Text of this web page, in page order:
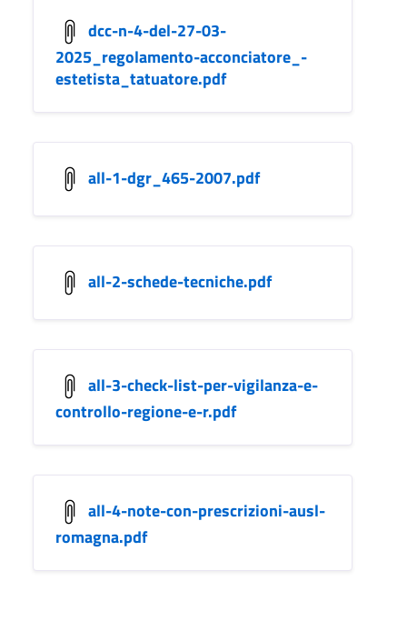
dcc-n-4-del-27-03-
2025_regolamento-acconciatore_-
estetista_tatuatore.pdf
all-1-dgr_465-2007.pdf
all-2-schede-tecniche.pdf
all-3-check-list-per-vigilanza-e-
controllo-regione-e-r.pdf
all-4-note-con-prescrizioni-ausl-
romagna.pdf